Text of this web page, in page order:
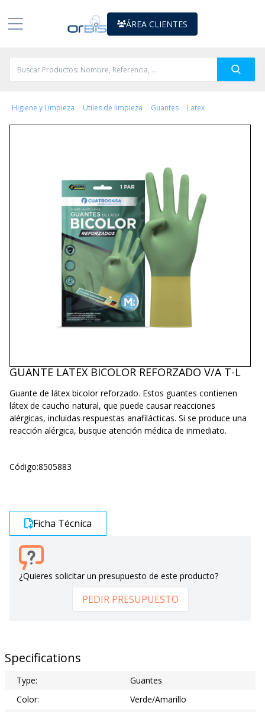
ÁREA CLIENTES
Higiene y Limpieza Utiles de limpieza Guantes Latex
GUANTE LATEX BICOLOR REFORZADO V/A T-L
Guante de látex bicolor reforzado. Estos guantes contienen
látex de caucho natural, que puede causar reacciones
alérgicas, incluidas respuestas anafilácticas. Si se produce una
reacción alérgica, busque atención médica de inmediato.
Código:8505883
Ficha Técnica
¿Quieres solicitar un presupuesto de este producto?
PEDIR PRESUPUESTO
Specifications
Type:
Guantes
Color:
Verde/Amarillo